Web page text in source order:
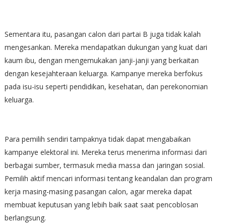
Sementara itu, pasangan calon dari partai B juga tidak kalah
mengesankan. Mereka mendapatkan dukungan yang kuat dari
kaum ibu, dengan mengemukakan janji-janji yang berkaitan
dengan kesejahteraan keluarga. Kampanye mereka berfokus
pada isu-isu seperti pendidikan, kesehatan, dan perekonomian
keluarga.
Para pemilih sendiri tampaknya tidak dapat mengabaikan
kampanye elektoral ini. Mereka terus menerima informasi dari
berbagai sumber, termasuk media massa dan jaringan sosial.
Pemilih aktif mencari informasi tentang keandalan dan program
kerja masing-masing pasangan calon, agar mereka dapat
membuat keputusan yang lebih baik saat saat pencoblosan
berlangsung.